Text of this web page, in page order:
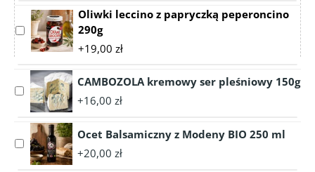
Select
accessory
leccino
papryczką
290g
Oliwki leccino z papryczką peperoncino
290g
+19,00 zł
Select
accessory
CAMBOZOLA
kremowy
ser
pleśniowy
CAMBOZOLA kremowy ser pleśniowy 150g
+16,00 zł
Select
accessory
Ocet Balsamiczny z Modeny BIO 250 ml
+20,00 zł